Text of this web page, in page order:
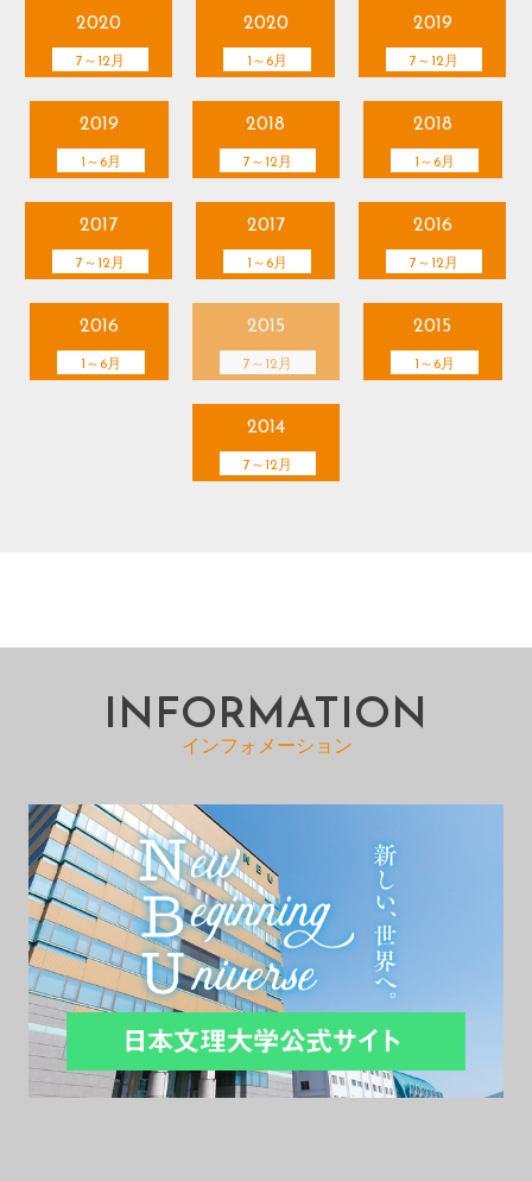
2020
7～12月
2020
1～6月
2019
7～12月
2019
1～6月
2018
7～12月
2018
1～6月
2017
7～12月
2017
1～6月
2016
7～12月
2016
1～6月
2015
7～12月
2015
1～6月
2014
7～12月
INFORMATION
インフォメーション